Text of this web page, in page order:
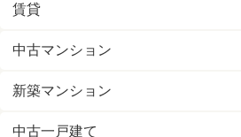
賃貸
中古マンション
新築マンション
中古一戸建て